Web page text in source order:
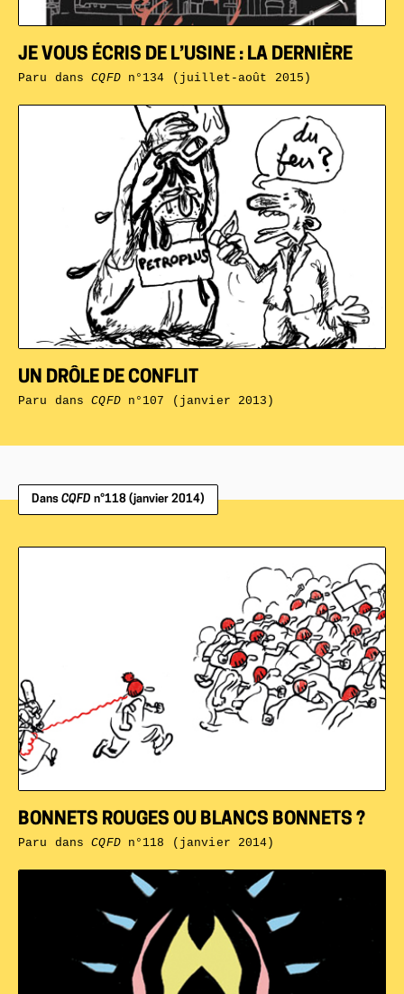
UN DRÔLE DE CONFLIT
Paru dansCQFDn°107 (janvier 2013)
JE VOUS ÉCRIS DE L’USINE : LA DERNIÈRE
Paru dansCQFDn°134 (juillet-août 2015)
Dans CQFD n°118 (janvier 2014)
BONNETS ROUGES OU BLANCS BONNETS ?
Paru dansCQFDn°118 (janvier 2014)